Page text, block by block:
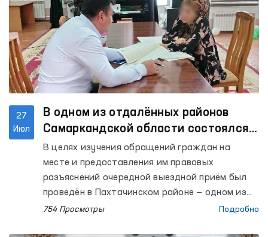
подлежащие выплате при прекращении
трудового договора.
27
Июл
В одном из отдалённых районов
Самаркандской области состоялся
выездной приём
В целях изучения обращений граждан на
месте и предоставления им правовых
разъяснений очередной выездной приём был
проведён в Пахтачинском районе — одном из
отдалённых районов Самаркандской области.
754 Просмотры Подробно